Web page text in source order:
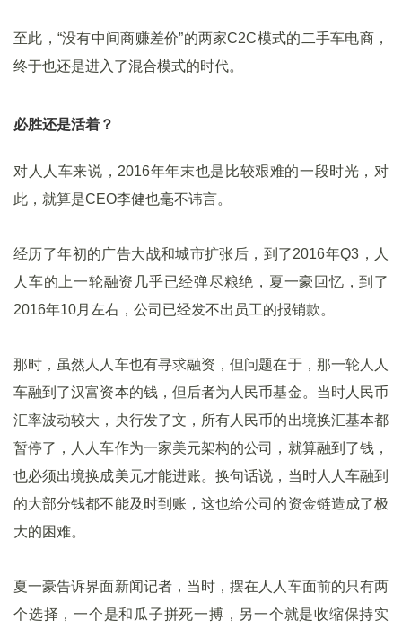
至此，“没有中间商赚差价”的两家C2C模式的二手车电商，
终于也还是进入了混合模式的时代。
必胜还是活着？
对人人车来说，2016年年末也是比较艰难的一段时光，对
此，就算是CEO李健也毫不讳言。
经历了年初的广告大战和城市扩张后，到了2016年Q3，人
人车的上一轮融资几乎已经弹尽粮绝，夏一豪回忆，到了
2016年10月左右，公司已经发不出员工的报销款。
那时，虽然人人车也有寻求融资，但问题在于，那一轮人人
车融到了汉富资本的钱，但后者为人民币基金。当时人民币
汇率波动较大，央行发了文，所有人民币的出境换汇基本都
暂停了，人人车作为一家美元架构的公司，就算融到了钱，
也必须出境换成美元才能进账。换句话说，当时人人车融到
的大部分钱都不能及时到账，这也给公司的资金链造成了极
大的困难。
夏一豪告诉界面新闻记者，当时，摆在人人车面前的只有两
个选择，一个是和瓜子拼死一搏，另一个就是收缩保持实